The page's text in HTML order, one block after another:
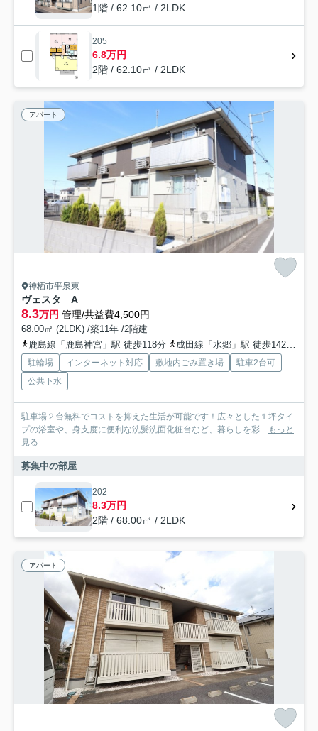
1階 / 62.10㎡ / 2LDK
205
6.8万円
2階 / 62.10㎡ / 2LDK
アパート
神栖市平泉東
ヴェスタ A
8.3万円 管理/共益費4,500円
68.00㎡ (2LDK) /築11年 /2階建
鹿島線「鹿島神宮」駅 徒歩118分
成田線「水郷」駅 徒歩142分
駐輪場 インターネット対応 敷地内ごみ置き場
駐車2台可
公共下水
駐車場２台無料でコストを抑えた生活が可能です！広々とした１坪タイ
プの浴室や、身支度に便利な洗髪洗面化粧台など、暮らしを彩... もっと
見る
募集中の部屋
202
8.3万円
2階 / 68.00㎡ / 2LDK
アパート